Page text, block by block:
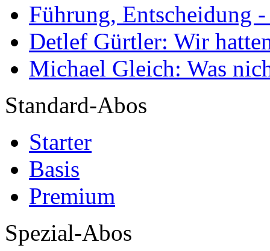
Führung, Entscheidung
Detlef Gürtler: Wir
Michael Gleich: Was
Standard-Abos
Starter
Basis
Premium
Spezial-Abos